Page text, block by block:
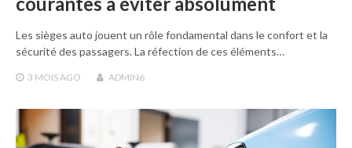
Les sièges auto jouent un rôle fondamental dans le confort et la
sécurité des passagers. La réfection de ces éléments…
3 MOIS AGO ADMIN6